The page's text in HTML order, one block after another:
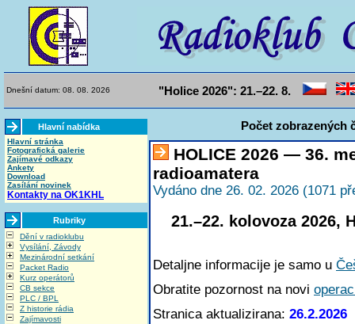
Dnešní datum: 08. 08. 2026 "Holice 2026": 21.–22. 8.
Hlavní nabídka
Hlavní stránka
Fotografická galerie
Zajímavé odkazy
Ankety
Download
Zasílání novinek
Kontakty na OK1KHL
Rubriky
Dění v radioklubu
Vysílání, Závody
Mezinárodní setkání
Packet Radio
Kurz operátorů
CB sekce
PLC / BPL
Z historie rádia
Zajímavosti
Počet zobrazených
HOLICE 2026 — 36.
radioamatera
Vydáno dne 26. 02. 2026 (1071
21.–22. kolovoza 2026,
Detaljne informacije je samo u
Obratite pozornost na novi
Stranica aktualizirana: 26.2.2026